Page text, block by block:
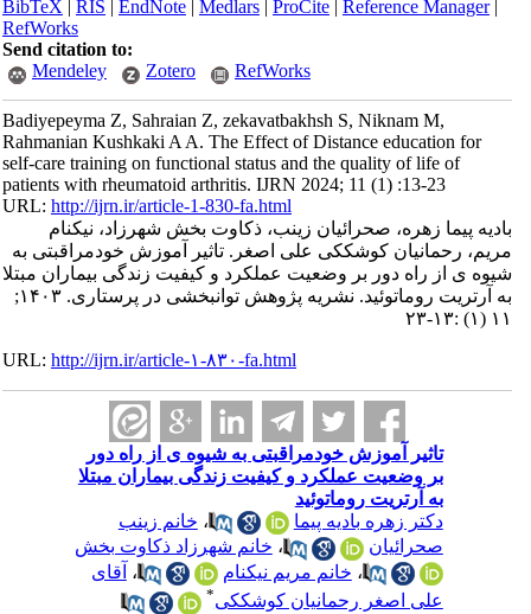
BibTeX|RIS|EndNote|Medlars|ProCite|Reference Manager
RefWorks
Send citation to:
Mendeley
Zotero RefWorks
Badiyepeyma Z, Sahraian Z, zekavatbakhsh S, Niknam M,
Rahmanian Kushkaki A A. The Effect of Distance education for
self-care training on functional status and the quality of life of
patients with rheumatoid arthritis. IJRN 2024; 11 (1) :13-23
URL:http://ijrn.ir/article-1-830-fa.html
بادیه پیما زهره، صحرائیان زینب، ذکاوت بخش شهرزاد، نیکنام
مریم، رحمانیان کوشککی علی اصغر. تاثیر آموزش خودمراقبتی به
شیوه ی از راه دور بر وضعیت عملکرد و کیفیت زندگی بیماران مبتلا
به آرتریت روماتوئید. نشریه پژوهش توانبخشی در پرستاری. ۱۴۰۳;
۱۱ (۱) :۱۳-۲۳
URL:http://ijrn.ir/article-۱-۸۳۰-fa.html
تاثیر آموزش خودمراقبتی به شیوه ی از راه دور
بر وضعیت عملکرد و کیفیت زندگی بیماران مبتلا
به آرتریت روماتوئید
دکتر زهره بادیه پیما
،خانم زینب
صحرائیان
،خانم شهرزاد ذکاوت بخش
،خانم مریم نیکنام ،آقای
علی اصغر رحمانیان کوشککی